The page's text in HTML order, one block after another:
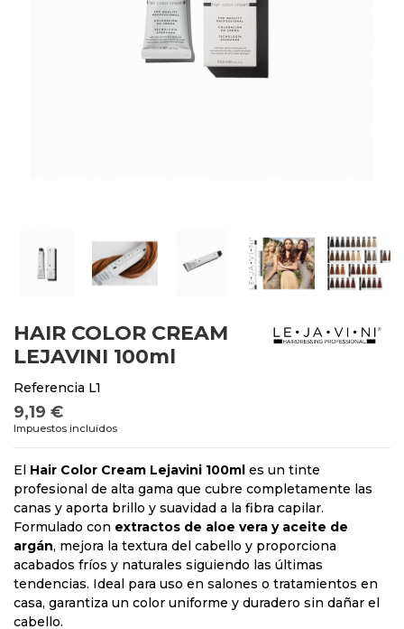
HAIR COLOR CREAM
LEJAVINI 100ml
Referencia L1
9,19 €
Impuestos incluidos
El Hair Color Cream Lejavini 100ml es un tinte
profesional de alta gama que cubre completamente las
canas y aporta brillo y suavidad a la fibra capilar.
Formulado con extractos de aloe vera y aceite de
argán, mejora la textura del cabello y proporciona
acabados fríos y naturales siguiendo las últimas
tendencias. Ideal para uso en salones o tratamientos en
casa, garantiza un color uniforme y duradero sin dañar el
cabello.